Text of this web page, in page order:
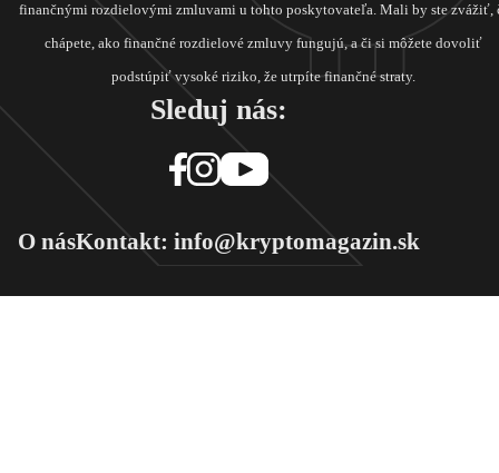
finančnými rozdielovými zmluvami u tohto poskytovateľa. Mali by ste zvážiť,
chápete, ako finančné rozdielové zmluvy fungujú, a či si môžete dovoliť
podstúpiť vysoké riziko, že utrpíte finančné straty.
Sleduj nás:
O násKontakt: info@kryptomagazin.sk